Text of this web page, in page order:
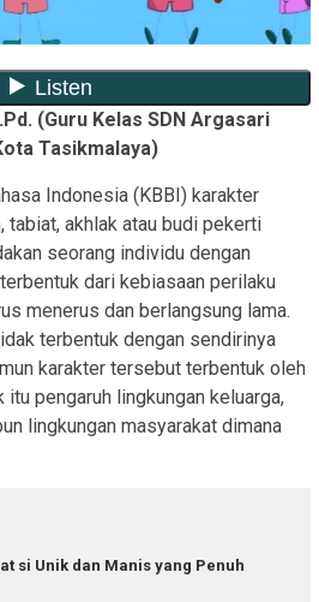
(Guru Kelas SDN Argasari
Tasikmalaya)
Indonesia (KBBI) karakter
tabiat, akhlak atau budi pekerti
seorang individu dengan
dari kebiasaan perilaku
menerus dan berlangsung lama.
terbentuk dengan sendirinya
karakter tersebut terbentuk oleh
itu pengaruh lingkungan keluarga,
lingkungan masyarakat dimana
si Unik dan Manis yang Penuh